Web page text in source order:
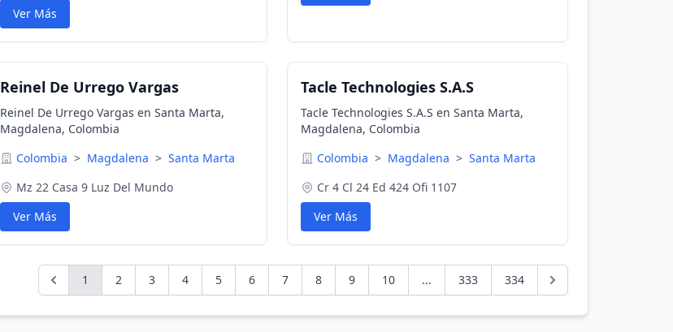
Ver Más
Reinel De Urrego Vargas
Reinel De Urrego Vargas en Santa Marta,
Magdalena, Colombia
Colombia > Magdalena > Santa Marta
Mz 22 Casa 9 Luz Del Mundo
Ver Más
Tacle Technologies S.A.S
Tacle Technologies S.A.S en Santa Marta,
Magdalena, Colombia
Colombia > Magdalena > Santa Marta
Cr 4 Cl 24 Ed 424 Ofi 1107
Ver Más
1 2 3 4 5 6 7 8 9 10 ... 333 334